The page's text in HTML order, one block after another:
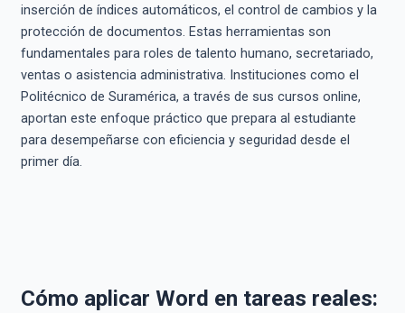
inserción de índices automáticos, el control de cambios y la
protección de documentos. Estas herramientas son
fundamentales para roles de talento humano, secretariado,
ventas o asistencia administrativa. Instituciones como el
Politécnico de Suramérica, a través de sus cursos online,
aportan este enfoque práctico que prepara al estudiante
para desempeñarse con eficiencia y seguridad desde el
primer día.
Cómo aplicar Word en tareas reales: